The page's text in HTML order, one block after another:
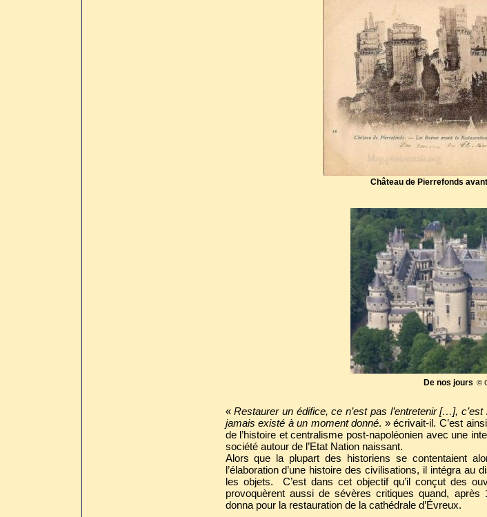
De nos jours ©
Château de Pierrefonds
«Restaurer un édifice, ce n’est pas l’entretenir […],
jamais existé à un moment donné. » écrivait-il. C’est
de l’histoire et centralisme post-napoléonien avec une
société autour de l’Etat Nation naissant.
Alors que la plupart des historiens se contentaient
l’élaboration d’une histoire des civilisations, il intégra
les objets. C’est dans cet objectif qu’il conçut des
provoquèrent aussi de sévères critiques quand, après
donna pour la restauration de la cathédrale d’Évreux.